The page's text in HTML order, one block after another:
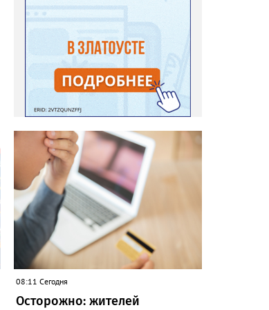
08:11 Сегодня
Осторожно: жителей